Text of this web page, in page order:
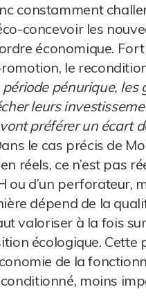
constamment
concevoir les
économique.
le
période pénurique, les
leurs
préférer un écart
le cas précis de
réels, ce n’est pas
ou d’un perforateur,
dépend de la
valoriser à la fois
écologique.
de la
moins